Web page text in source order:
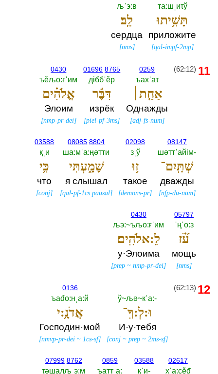
та:шˌиτў
תָּשִׁ֥יתוּ
приложите
[qal-impf-2mp]
љˈэ:в
לֵֽב׃
сердца
[nms]
(62:12)
0259
ъахˈаτ
אַחַ֤ת׀
Однажды
[adj-fs-num]
01696 8765
дiббˈěр
דִּבֶּ֬ר
изрёк
[piel-pf-3ms]
0430
ъěљо:ғˈим
אֱלֹהִ֗ים
Элоим
[nmp-pr-dei]
08147
шәттˈайiм-‎
שְׁתַּֽיִם־
дважды
[nfp-du-num]
02098
зˌў
ז֥וּ
такое
[demons-pr]
08085 8804
ша:мˈа:ңәтти
שָׁמָ֑עְתִּי
я слышал
[qal-pf-1cs pausal]
03588
қˌи
כִּ֥י
что
[conj]
05797
ˈңˈо:з
עֹ֝֗ז
мощь
[nms]
0430
љэ:~ъљо:ғˈим
לֵ:אלֹהִֽים׃
у·Элоима
[prep ~nmp-pr-dei]
11
(62:13)
ў~љә~кˈа:-‎
וּ:לְ:ךָֽ־
И·у·тебя
[conj ~prep ~2ms-sf]
0136
ъаđо:нˌа:й
אֲדֹנָ֥:י
Господин·мой
[nmvp-pr-dei ~1cs-sf]
02617
хˈа:сěđ
03588
қˈи-‎
0859
ъаттˌа:‎
07999 8762
τәшалљˌэ:м
12